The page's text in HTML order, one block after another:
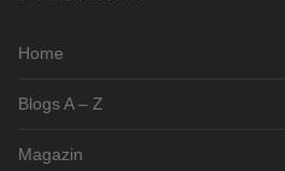
Home
Blogs A – Z
Magazin